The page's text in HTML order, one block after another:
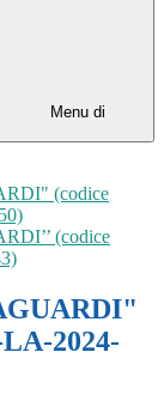
Menu di
(codice
(codice
2024-